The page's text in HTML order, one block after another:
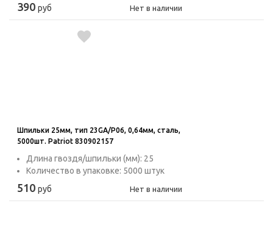
390 руб Нет в наличии
Шпильки 25мм, тип 23GA/P06, 0,64мм, сталь,
5000шт. Patriot 830902157
Длина гвоздя/шпильки (мм): 25
Количество в упаковке: 5000 штук
510 руб Нет в наличии